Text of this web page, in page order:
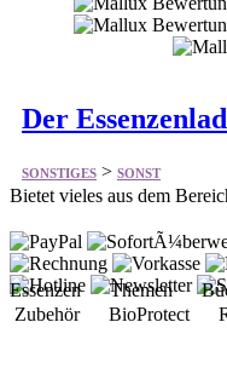
Der
SONSTIGES > SONST
Bietet vieles aus dem
Essenzen Themen
Zubehör BioProtect